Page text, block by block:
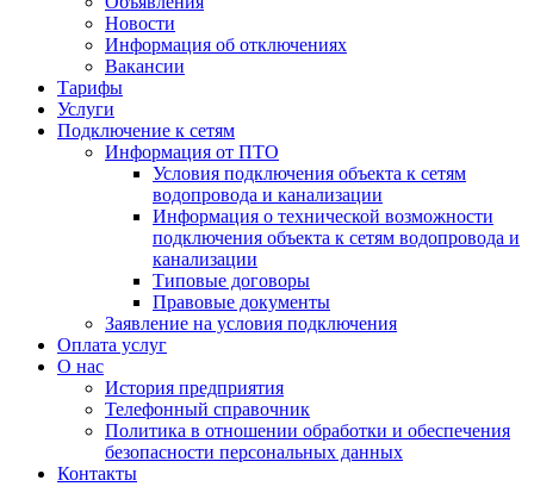
Новости
Информация об отключениях
Вакансии
Тарифы
Услуги
Подключение к сетям
Информация от ПТО
Условия подключения объекта к сетям
водопровода и канализации
Информация о технической возможности
подключения объекта к сетям водопровода и
канализации
Типовые договоры
Правовые документы
Заявление на условия подключения
Оплата услуг
О нас
История предприятия
Телефонный справочник
Политика в отношении обработки и обеспечения
безопасности персональных данных
Контакты